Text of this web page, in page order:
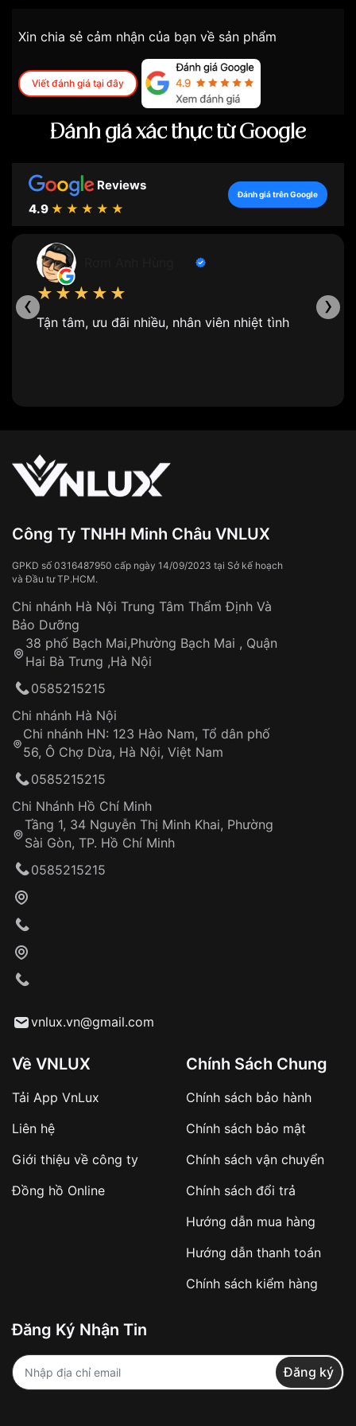
Xin chia sẻ cảm nhận của bạn về sản phẩm
Viết đánh giá tại đây
Đánh giá xác thực từ Google
Reviews
4.9 ★★★★★
Đánh giá trên Google
★★★★★
Tận tâm, ưu đãi nhiều, nhân viên nhiệt tình
‹ ›
Công Ty TNHH Minh Châu VNLUX
GPKD số 0316487950 cấp ngày 14/09/2023 tại Sở kế hoạch
và Đầu tư TP.HCM.
Chi nhánh Hà Nội Trung Tâm Thẩm Định Và
Bảo Dưỡng
38 phố Bạch Mai,Phường Bạch Mai , Quận
Hai Bà Trưng ,Hà Nội
0585215215
Chi nhánh Hà Nội
Chi nhánh HN: 123 Hào Nam, Tổ dân phố
56, Ô Chợ Dừa, Hà Nội, Việt Nam
0585215215
Chi Nhánh Hồ Chí Minh
Tầng 1, 34 Nguyễn Thị Minh Khai, Phường
Sài Gòn, TP. Hồ Chí Minh
0585215215
vnlux.vn@gmail.com
Về VNLUX
Tải App VnLux
Liên hệ
Giới thiệu về công ty
Đồng hồ Online
Chính Sách Chung
Chính sách bảo hành
Chính sách bảo mật
Chính sách vận chuyển
Chính sách đổi trả
Hướng dẫn mua hàng
Hướng dẫn thanh toán
Chính sách kiểm hàng
Đăng Ký Nhận Tin
Đăng ký